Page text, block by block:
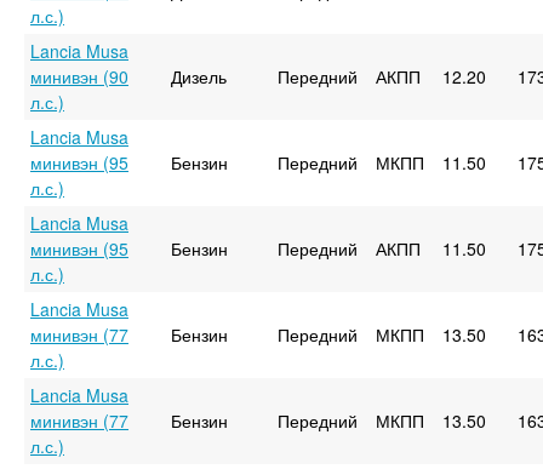
л.с.)
Lancia Musa
минивэн (90
л.с.)
Дизель Передний АКПП 12.20
Lancia Musa
минивэн (95
л.с.)
Бензин Передний МКПП 11.50
Lancia Musa
минивэн (95
л.с.)
Бензин Передний АКПП 11.50
Lancia Musa
минивэн (77
л.с.)
Бензин Передний МКПП 13.50
Lancia Musa
минивэн (77
л.с.)
Бензин Передний МКПП 13.50